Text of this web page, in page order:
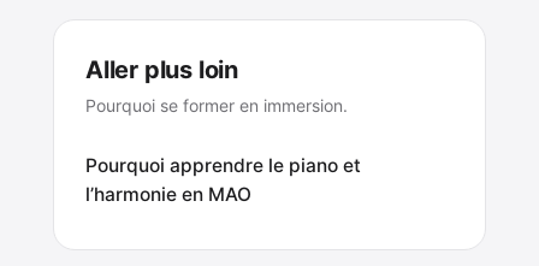
Aller plus loin
Pourquoi se former en immersion.
Pourquoi apprendre le piano et
l’harmonie en MAO